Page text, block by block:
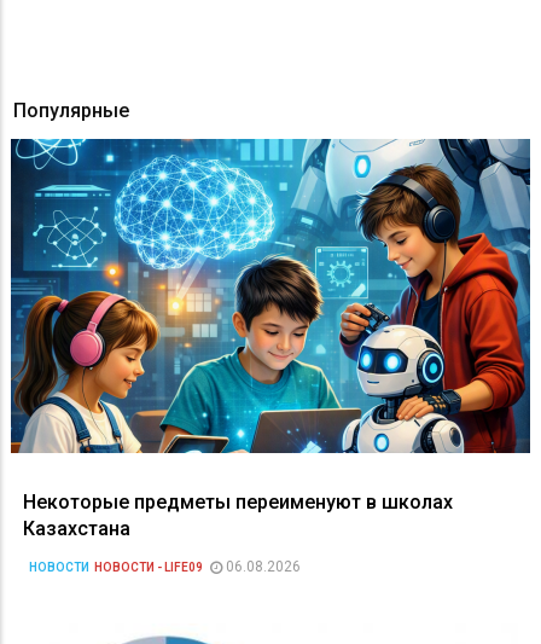
Популярные
Некоторые предметы переименуют в школах
Казахстана
НОВОСТИ НОВОСТИ - LIFE09 06.08.2026